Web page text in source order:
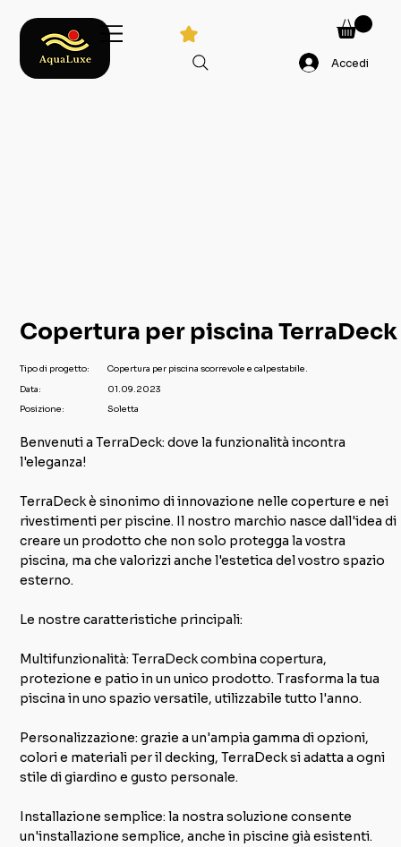
Accedi
Copertura per piscina TerraDeck
Tipo di progetto:
Data:
Posizione:
Copertura per piscina scorrevole e calpestabile.
01.09.2023
Soletta
Benvenuti a TerraDeck: dove la funzionalità incontra
l'eleganza!
TerraDeck è sinonimo di innovazione nelle coperture e nei
rivestimenti per piscine. Il nostro marchio nasce dall'idea di
creare un prodotto che non solo protegga la vostra
piscina, ma che valorizzi anche l'estetica del vostro spazio
esterno.
Le nostre caratteristiche principali:
Multifunzionalità: TerraDeck combina copertura,
protezione e patio in un unico prodotto. Trasforma la tua
piscina in uno spazio versatile, utilizzabile tutto l'anno.
Personalizzazione: grazie a un'ampia gamma di opzioni,
colori e materiali per il decking, TerraDeck si adatta a ogni
stile di giardino e gusto personale.
Installazione semplice: la nostra soluzione consente
un'installazione semplice, anche in piscine già esistenti.